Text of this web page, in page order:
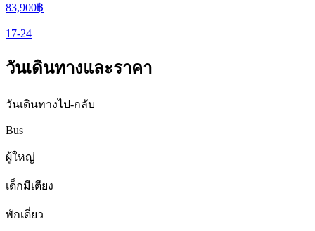
83,900฿
17-24
วันเดินทางและราคา
วันเดินทางไป-กลับ
Bus
ผู้ใหญ่
เด็กมีเตียง
พักเดี่ยว